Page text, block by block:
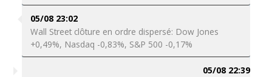
05/08 23:02
Wall Street clôture en ordre dispersé: Dow Jones
+0,49%, Nasdaq -0,83%, S&P 500 -0,17%
05/08 22:39